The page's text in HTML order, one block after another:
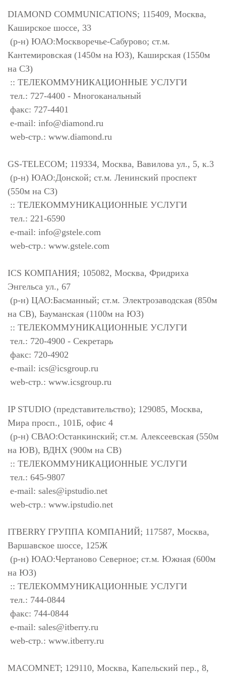
DIAMOND COMMUNICATIONS; 115409, Москва,
Каширское шоссе, 33
(р-н) ЮАО:Москворечье-Сабурово; ст.м.
Кантемировская (1450м на ЮЗ), Каширская (1550м
на СЗ)
:: ТЕЛЕКОММУНИКАЦИОННЫЕ УСЛУГИ
тел.: 727-4400 - Многоканальный
факс: 727-4401
e-mail: info@diamond.ru
web-стр.: www.diamond.ru
GS-TELECOM; 119334, Москва, Вавилова ул., 5, к.3
(р-н) ЮАО:Донской; ст.м. Ленинский проспект
(550м на СЗ)
:: ТЕЛЕКОММУНИКАЦИОННЫЕ УСЛУГИ
тел.: 221-6590
e-mail: info@gstele.com
web-стр.: www.gstele.com
ICS КОМПАНИЯ; 105082, Москва, Фридриха
Энгельса ул., 67
(р-н) ЦАО:Басманный; ст.м. Электрозаводская (850м
на СВ), Бауманская (1100м на ЮЗ)
:: ТЕЛЕКОММУНИКАЦИОННЫЕ УСЛУГИ
тел.: 720-4900 - Секретарь
факс: 720-4902
e-mail: ics@icsgroup.ru
web-стр.: www.icsgroup.ru
IP STUDIO (представительство); 129085, Москва,
Мира просп., 101Б, офис 4
(р-н) СВАО:Останкинский; ст.м. Алексеевская (550м
на ЮВ), ВДНХ (900м на СВ)
:: ТЕЛЕКОММУНИКАЦИОННЫЕ УСЛУГИ
тел.: 645-9807
e-mail: sales@ipstudio.net
web-стр.: www.ipstudio.net
ITBERRY ГРУППА КОМПАНИЙ; 117587, Москва,
Варшавское шоссе, 125Ж
(р-н) ЮАО:Чертаново Северное; ст.м. Южная (600м
на ЮЗ)
:: ТЕЛЕКОММУНИКАЦИОННЫЕ УСЛУГИ
тел.: 744-0844
факс: 744-0844
e-mail: sales@itberry.ru
web-стр.: www.itberry.ru
MACOMNET; 129110, Москва, Капельский пер., 8,